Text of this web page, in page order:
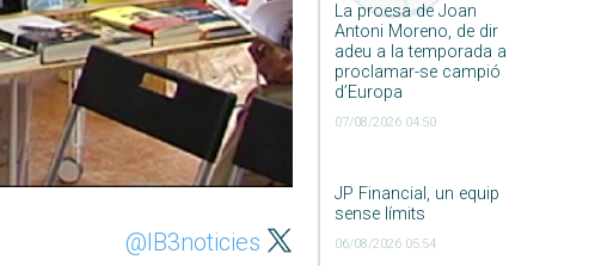
La proesa de Joan
Antoni Moreno, de dir
adeu a la temporada a
proclamar-se campió
d’Europa
07/08/2026 04:50
JP Financial, un equip
sense límits
06/08/2026 05:54
@IB3noticies